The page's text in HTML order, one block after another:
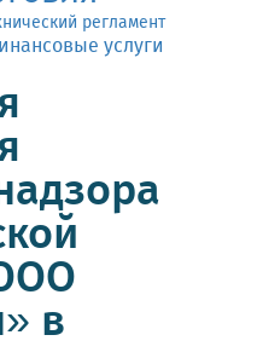
регламент
услуги
в